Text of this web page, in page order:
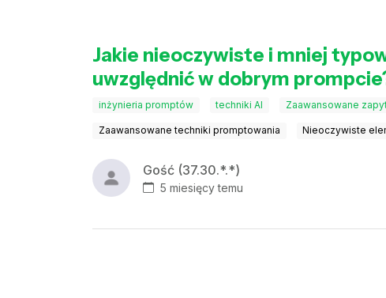
Jakie nieoczywiste i mniej
uwzględnić w dobrym
inżynieria promptów techniki AI Zaawansowane
Zaawansowane techniki promptowania Nieoczywiste
Gość (37.30.*.*)
5 miesięcy temu